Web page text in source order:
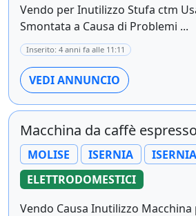
Vendo per Inutilizzo Stufa ctm
Smontata a Causa di Problemi ...
Inserito: 4 anni fa alle 11:11
VEDI ANNUNCIO
Macchina da caffè espresso
MOLISE ISERNIA
ISERNIA
ELETTRODOMESTICI
Vendo Causa Inutilizzo Macchina